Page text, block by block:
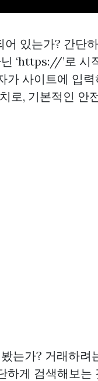
있는가? 간단
‘https://’로 시
가 사이트에 입
로, 기본적인 안
는가? 거래하려
하게 검색해보는